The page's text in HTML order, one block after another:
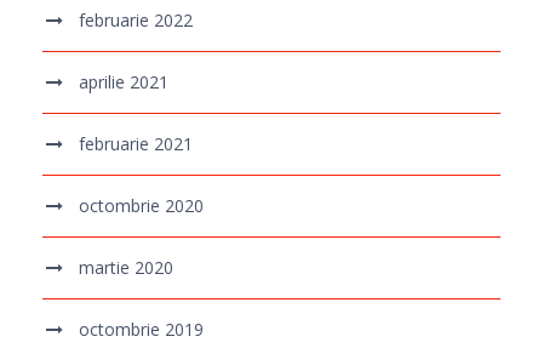
februarie 2022
aprilie 2021
februarie 2021
octombrie 2020
martie 2020
octombrie 2019